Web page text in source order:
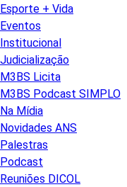
Esporte + Vida
Eventos
Institucional
Judicialização
M3BS Licita
M3BS Podcast SIMPLO
Na Mídia
Novidades ANS
Palestras
Podcast
Reuniões DICOL